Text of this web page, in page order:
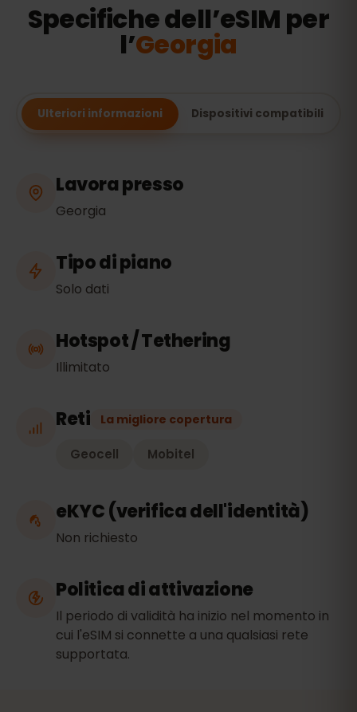
Specifiche dell’eSIM per
l’Georgia
Ulteriori informazioni Dispositivi compatibili
Lavora presso
Georgia
Tipo di piano
Solo dati
Hotspot / Tethering
Illimitato
Reti La migliore copertura
Geocell Mobitel
eKYC (verifica dell'identità)
Non richiesto
Politica di attivazione
Il periodo di validità ha inizio nel momento in
cui l'eSIM si connette a una qualsiasi rete
supportata.